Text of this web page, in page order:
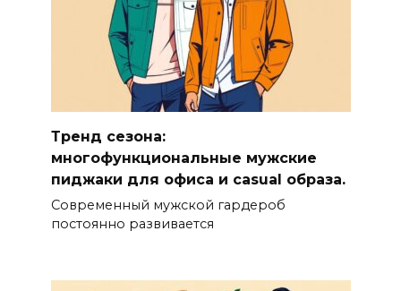
Тренд сезона:
многофункциональные мужские
пиджаки для офиса и casual образа.
Современный мужской гардероб
постоянно развивается